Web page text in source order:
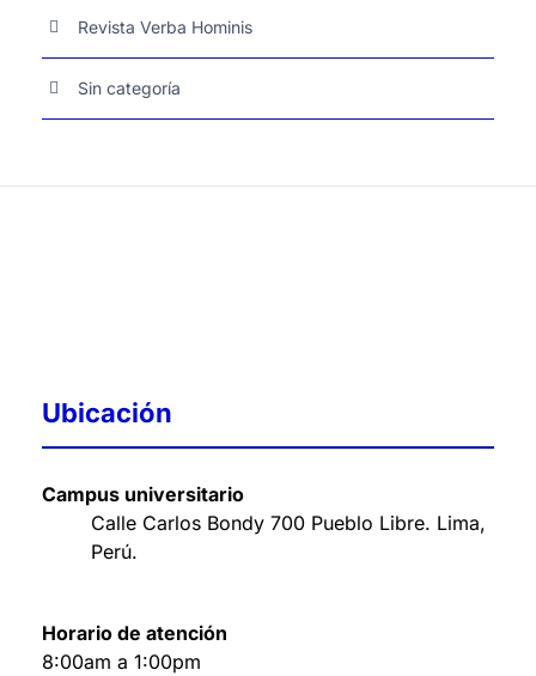
Revista Verba Hominis
Sin categoría
Ubicación
Campus universitario
Calle Carlos Bondy 700 Pueblo Libre. Lima,
Perú.
Horario de atención
8:00am a 1:00pm